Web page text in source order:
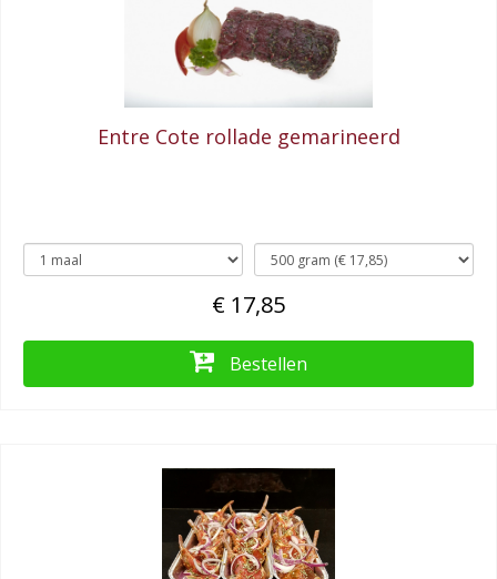
Entre Cote rollade gemarineerd
€ 17,85
Bestellen